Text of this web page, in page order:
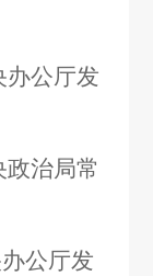
办公厅发
政治局常
公厅发